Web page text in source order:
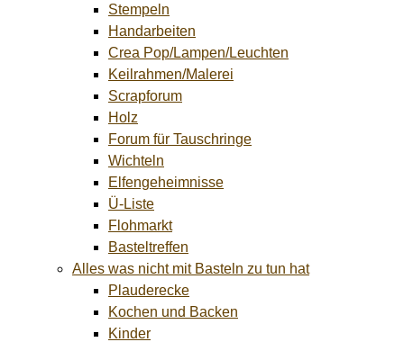
Stempeln
Handarbeiten
Crea Pop/Lampen/Leuchten
Keilrahmen/Malerei
Scrapforum
Holz
Forum für Tauschringe
Wichteln
Elfengeheimnisse
Ü-Liste
Flohmarkt
Basteltreffen
Alles was nicht mit Basteln zu tun hat
Plauderecke
Kochen und Backen
Kinder